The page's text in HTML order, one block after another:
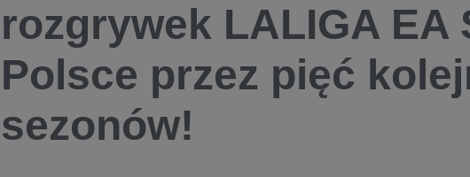
rozgrywek LALIGA EA
Polsce przez pięć
sezonów!